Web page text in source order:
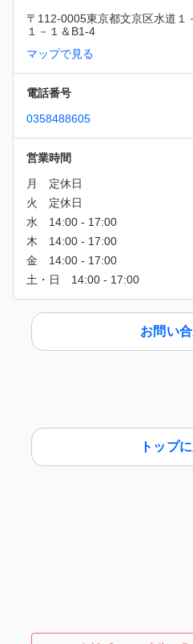
〒112-0005東京都文京区水道１
１－１＆B1-4
マップで見る
電話番号
0358488605
営業時間
お問い
トップ